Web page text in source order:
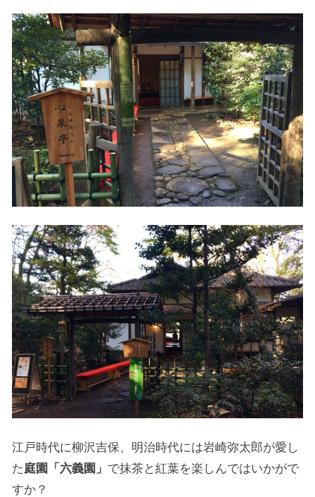
江戸時代に柳沢吉保、明治時代には岩崎弥太郎が愛し
た庭園「六義園」 で抹茶と紅葉を楽しんではいかがで
すか？